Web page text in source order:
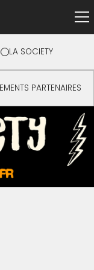
LA SOCIETY
PARTENAIRES